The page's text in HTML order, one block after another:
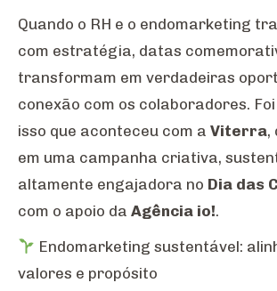
Quando o RH e o endomarketing
com estratégia, datas
transformam em verdadeiras
conexão com os colaboradores.
isso que aconteceu com a Viterra,
em uma campanha criativa,
altamente engajadora no Dia das
com o apoio da Agência io!.
Endomarketing sustentável:
valores e propósito